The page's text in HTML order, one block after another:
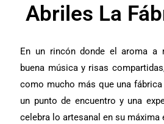
Abriles La
En un rincón donde el aroma a
buena música y risas
como mucho más que una fábrica
un punto de encuentro y una
celebra lo artesanal en su máxima